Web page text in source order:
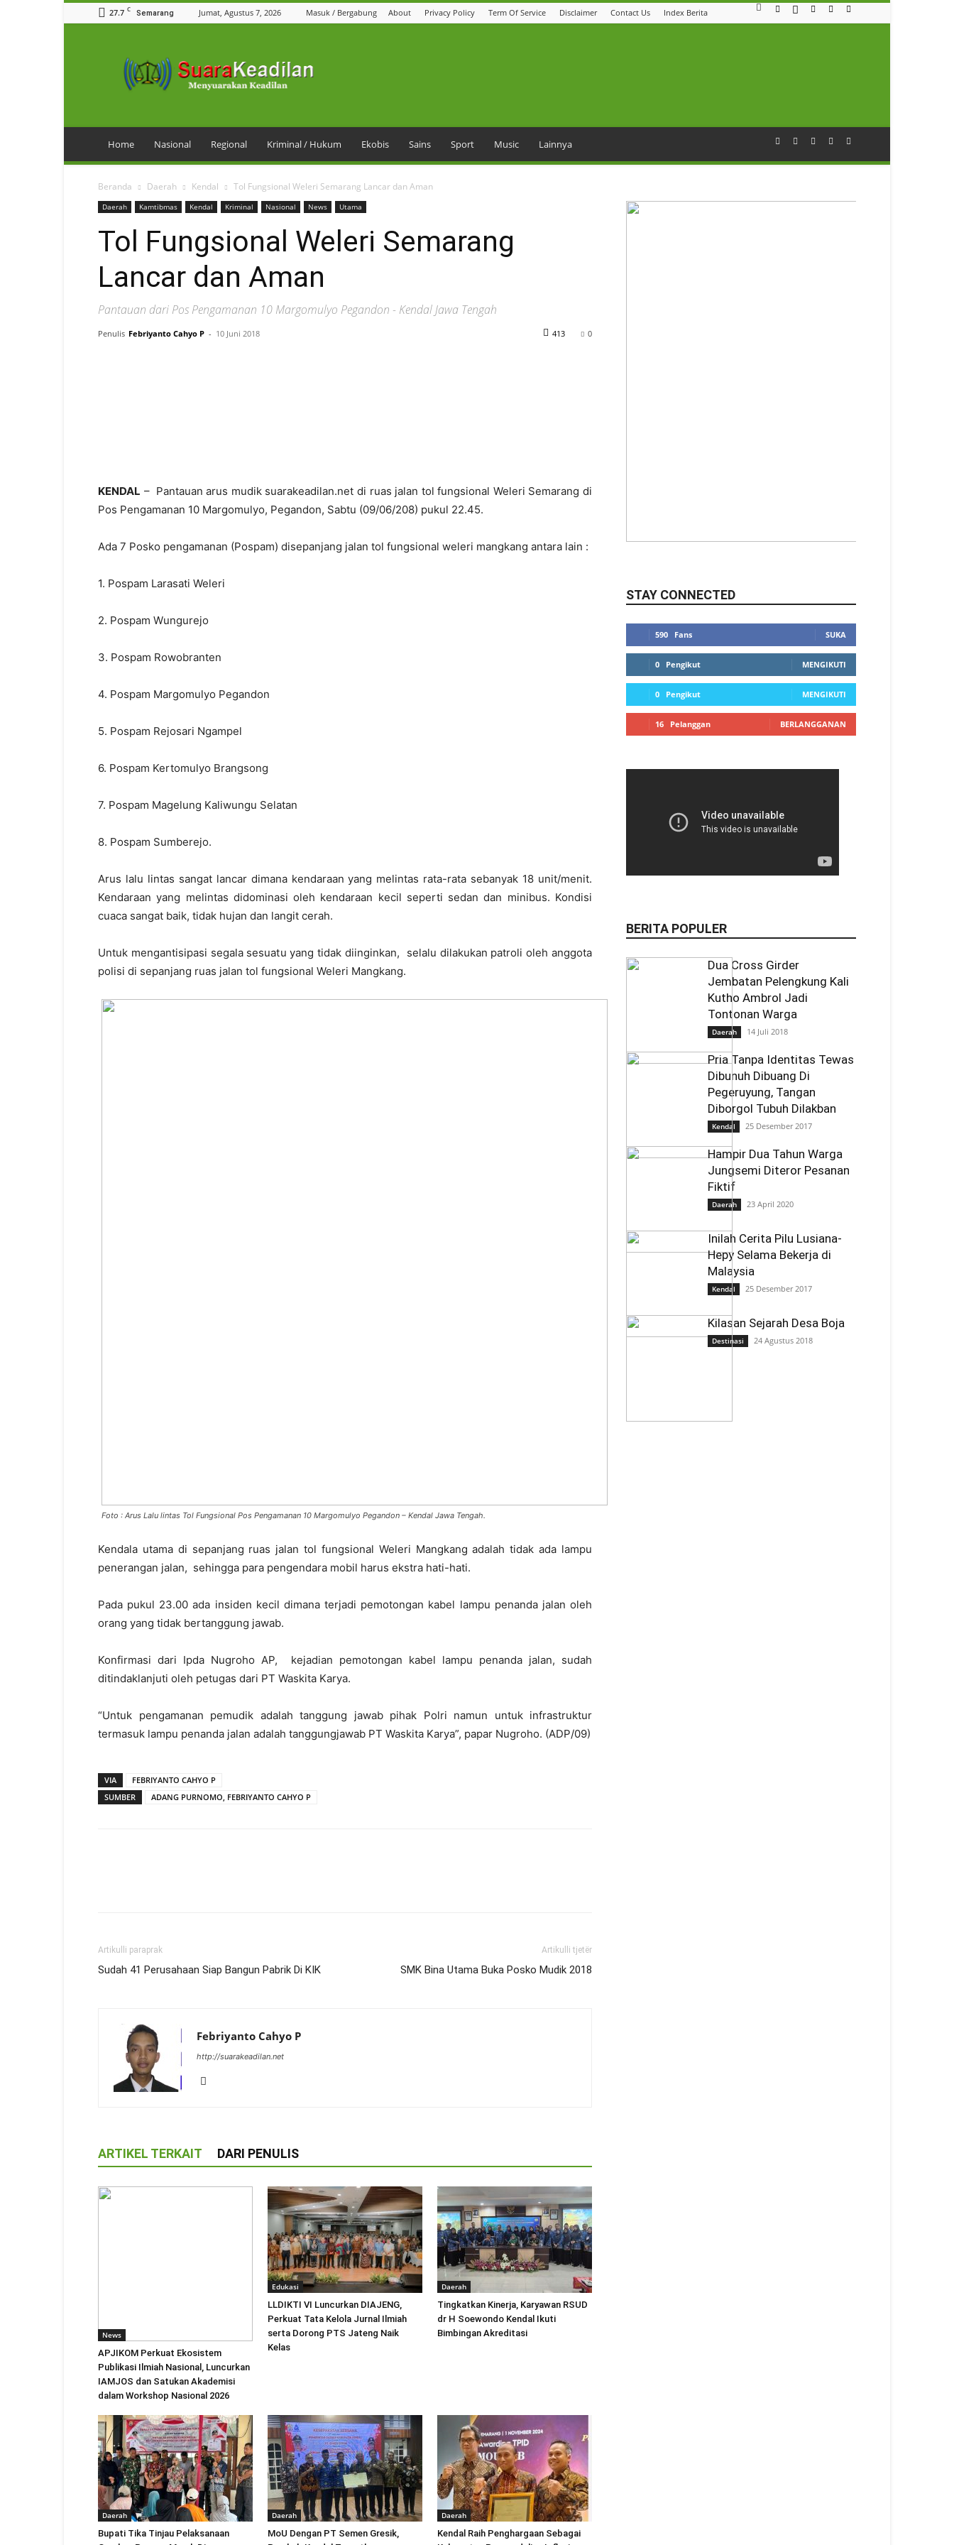
27.7 C Semarang Jumat, Agustus 7, 2026 Masuk / Bergabung About Privacy Policy Term Of Service Disclaimer Contact Us Index Berita
Home Nasional Regional Kriminal / Hukum Ekobis Sains Sport Music Lainnya
Beranda Daerah Kendal Tol Fungsional Weleri Semarang Lancar dan Aman
Daerah Kamtibmas Kendal Kriminal Nasional News Utama
Tol Fungsional Weleri Semarang
Lancar dan Aman
Pantauan dari Pos Pengamanan 10 Margomulyo Pegandon - Kendal Jawa Tengah
Penulis Febriyanto Cahyo P - 10 Juni 2018 0
413
KENDAL – Pantauan arus mudik suarakeadilan.net di ruas jalan tol fungsional Weleri Semarang di
Pos Pengamanan 10 Margomulyo, Pegandon, Sabtu (09/06/208) pukul 22.45.
Ada 7 Posko pengamanan (Pospam) disepanjang jalan tol fungsional weleri mangkang antara lain :
1. Pospam Larasati Weleri
2. Pospam Wungurejo
3. Pospam Rowobranten
4. Pospam Margomulyo Pegandon
5. Pospam Rejosari Ngampel
6. Pospam Kertomulyo Brangsong
7. Pospam Magelung Kaliwungu Selatan
8. Pospam Sumberejo.
Arus lalu lintas sangat lancar dimana kendaraan yang melintas rata-rata sebanyak 18 unit/menit.
Kendaraan yang melintas didominasi oleh kendaraan kecil seperti sedan dan minibus. Kondisi
cuaca sangat baik, tidak hujan dan langit cerah.
Untuk mengantisipasi segala sesuatu yang tidak diinginkan, selalu dilakukan patroli oleh anggota
polisi di sepanjang ruas jalan tol fungsional Weleri Mangkang.
Foto : Arus Lalu lintas Tol Fungsional Pos Pengamanan 10 Margomulyo Pegandon – Kendal Jawa Tengah.
Kendala utama di sepanjang ruas jalan tol fungsional Weleri Mangkang adalah tidak ada lampu
penerangan jalan, sehingga para pengendara mobil harus ekstra hati-hati.
Pada pukul 23.00 ada insiden kecil dimana terjadi pemotongan kabel lampu penanda jalan oleh
orang yang tidak bertanggung jawab.
Konfirmasi dari Ipda Nugroho AP, kejadian pemotongan kabel lampu penanda jalan, sudah
ditindaklanjuti oleh petugas dari PT Waskita Karya.
“Untuk pengamanan pemudik adalah tanggung jawab pihak Polri namun untuk infrastruktur
termasuk lampu penanda jalan adalah tanggungjawab PT Waskita Karya”, papar Nugroho. (ADP/09)
VIA
FEBRIYANTO CAHYO P
SUMBER
ADANG PURNOMO, FEBRIYANTO CAHYO P
Artikulli paraprak
Sudah 41 Perusahaan Siap Bangun Pabrik Di KIK
Artikulli tjetër
SMK Bina Utama Buka Posko Mudik 2018
Febriyanto Cahyo P
http://suarakeadilan.net
ARTIKEL TERKAIT DARI PENULIS
News
APJIKOM Perkuat Ekosistem
Publikasi Ilmiah Nasional, Luncurkan
IAMJOS dan Satukan Akademisi
dalam Workshop Nasional 2026
Edukasi
LLDIKTI VI Luncurkan DIAJENG,
Perkuat Tata Kelola Jurnal Ilmiah
serta Dorong PTS Jateng Naik
Kelas
Daerah
Tingkatkan Kinerja, Karyawan RSUD
dr H Soewondo Kendal Ikuti
Bimbingan Akreditasi
Daerah
Bupati Tika Tinjau Pelaksanaan
Daerah
MoU Dengan PT Semen Gresik,
Daerah
Kendal Raih Penghargaan Sebagai
STAY CONNECTED
590 Fans SUKA
0 Pengikut MENGIKUTI
0 Pengikut MENGIKUTI
16 Pelanggan BERLANGGANAN
BERITA POPULER
Dua Cross Girder
Jembatan Pelengkung Kali
Kutho Ambrol Jadi
Tontonan Warga
Daerah 14 Juli 2018
Pria Tanpa Identitas Tewas
Dibunuh Dibuang Di
Pegeruyung, Tangan
Diborgol Tubuh Dilakban
Kendal 25 Desember 2017
Hampir Dua Tahun Warga
Jungsemi Diteror Pesanan
Fiktif
Daerah 23 April 2020
Inilah Cerita Pilu Lusiana-
Hepy Selama Bekerja di
Malaysia
Kendal 25 Desember 2017
Kilasan Sejarah Desa Boja
Destinasi 24 Agustus 2018